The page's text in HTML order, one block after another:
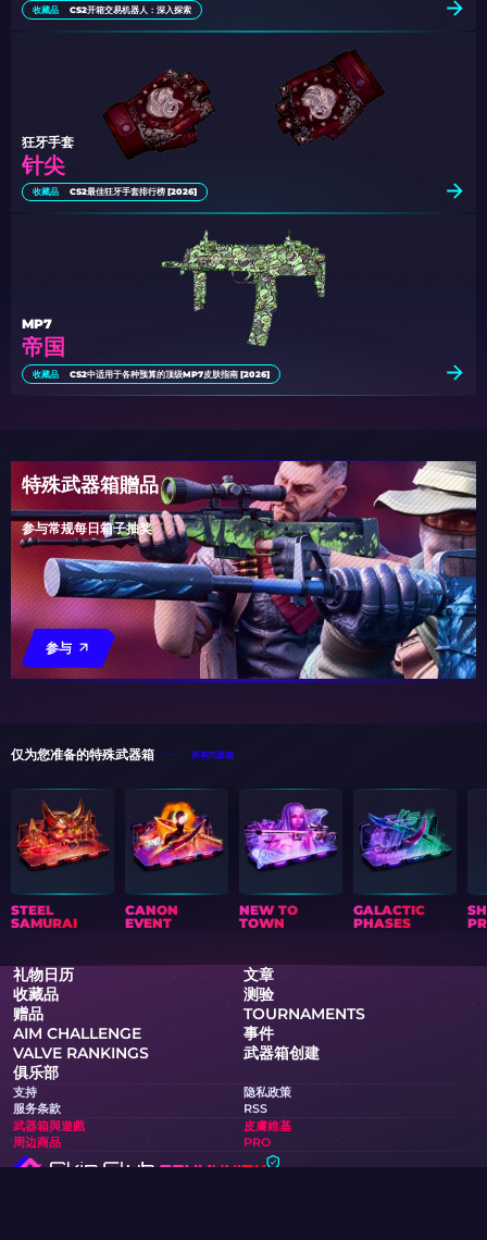
收藏品 CS2开箱交易机器人：深入探索
针尖
狂牙手套
收藏品 CS2最佳狂牙手套排行榜 [2026]
帝国
MP7
收藏品 CS2中适用于各种预算的顶级MP7皮肤指南 [2026]
特殊武器箱贈品
参与常规每日箱子抽奖
参与
仅为您准备的特殊武器箱 所有武器箱
STEEL
SAMURAI
CANON
EVENT
NEW TO
TOWN
GALACTIC
PHASES
礼物日历
文章
收藏品
测验
赠品
TOURNAMENTS
AIM CHALLENGE
事件
VALVE RANKINGS
武器箱创建
俱乐部
支持
隐私政策
服务条款
RSS
武器箱與遊戲
皮膚維基
周边商品
PRO